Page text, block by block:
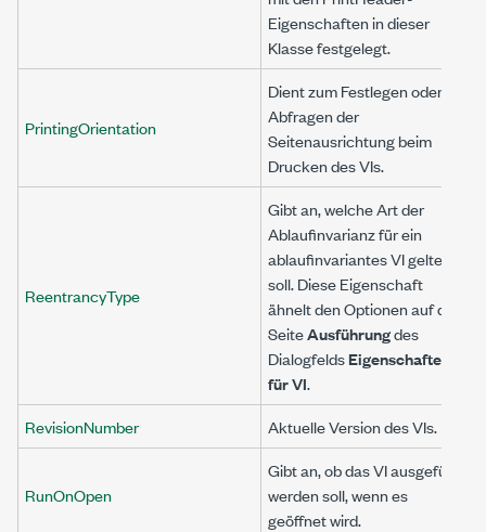
Eigenschaften in dieser
Klasse festgelegt.
PrintingOrientation
Dient zum Festlegen oder
Abfragen der
Seitenausrichtung beim
Drucken des VIs.
ReentrancyType
Gibt an, welche Art der
Ablaufinvarianz für ein
ablaufinvariantes VI gelten
soll. Diese Eigenschaft
ähnelt den Optionen auf der
SeiteAusführungdes
DialogfeldsEigenschaften
für VI.
RevisionNumber
Aktuelle Version des VIs.
RunOnOpen
Gibt an, ob das VI ausgeführt
werden soll, wenn es
geöffnet wird.